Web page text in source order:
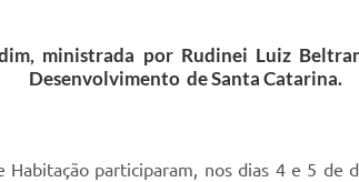
ministrada por Rudinei Luiz
Desenvolvimento de Santa Catarina.
participaram, nos dias 4 e 5 de